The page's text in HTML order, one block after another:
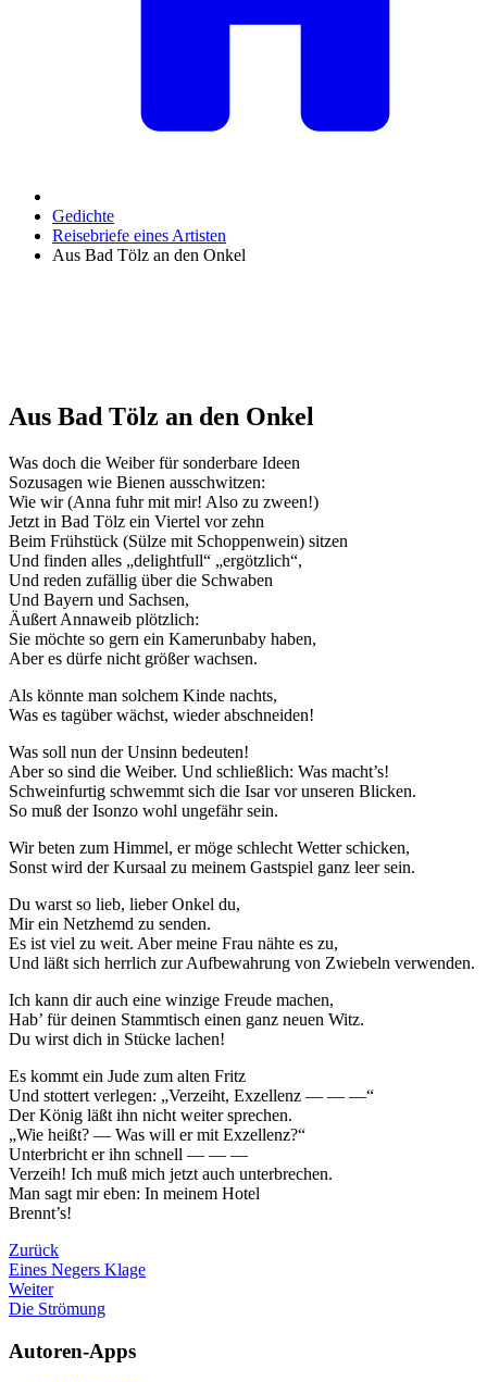
Gedichte
Reisebriefe eines Artisten
Aus Bad Tölz an den Onkel
Aus Bad Tölz an den Onkel
Was doch die Weiber für sonderbare Ideen
Sozusagen wie Bienen ausschwitzen:
Wie wir (Anna fuhr mit mir! Also zu zween!)
Jetzt in Bad Tölz ein Viertel vor zehn
Beim Frühstück (Sülze mit Schoppenwein) sitzen
Und finden alles „delightfull“ „ergötzlich“,
Und reden zufällig über die Schwaben
Und Bayern und Sachsen,
Äußert Annaweib plötzlich:
Sie möchte so gern ein Kamerunbaby haben,
Aber es dürfe nicht größer wachsen.
Als könnte man solchem Kinde nachts,
Was es tagüber wächst, wieder abschneiden!
Was soll nun der Unsinn bedeuten!
Aber so sind die Weiber. Und schließlich: Was macht’s!
Schweinfurtig schwemmt sich die Isar vor unseren Blicken.
So muß der Isonzo wohl ungefähr sein.
Wir beten zum Himmel, er möge schlecht Wetter schicken,
Sonst wird der Kursaal zu meinem Gastspiel ganz leer sein.
Du warst so lieb, lieber Onkel du,
Mir ein Netzhemd zu senden.
Es ist viel zu weit. Aber meine Frau nähte es zu,
Und läßt sich herrlich zur Aufbewahrung von Zwiebeln verwenden.
Ich kann dir auch eine winzige Freude machen,
Hab’ für deinen Stammtisch einen ganz neuen Witz.
Du wirst dich in Stücke lachen!
Es kommt ein Jude zum alten Fritz
Und stottert verlegen: „Verzeiht, Exzellenz — — —“
Der König läßt ihn nicht weiter sprechen.
„Wie heißt? — Was will er mit Exzellenz?“
Unterbricht er ihn schnell — — —
Verzeih! Ich muß mich jetzt auch unterbrechen.
Man sagt mir eben: In meinem Hotel
Brennt’s!
Zurück
Eines Negers Klage
Weiter
Die Strömung
Autoren-Apps